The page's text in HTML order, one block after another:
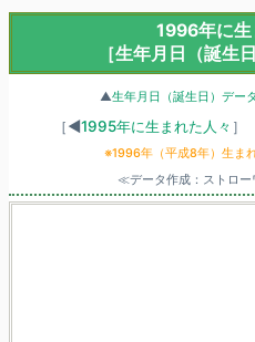
1996年に生
［生年月日（誕生
▲生年月日（誕生日）デー
［◀1995年に生まれた人々 ］
※1996年（平成8年）生ま
≪データ作成：ストロ